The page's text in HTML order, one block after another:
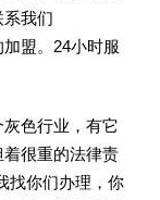
系我们
盟。24小时服
色行业，有它
很重的法律责
找你们办理，你